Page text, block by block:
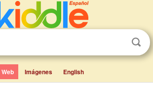
Web Imágenes English